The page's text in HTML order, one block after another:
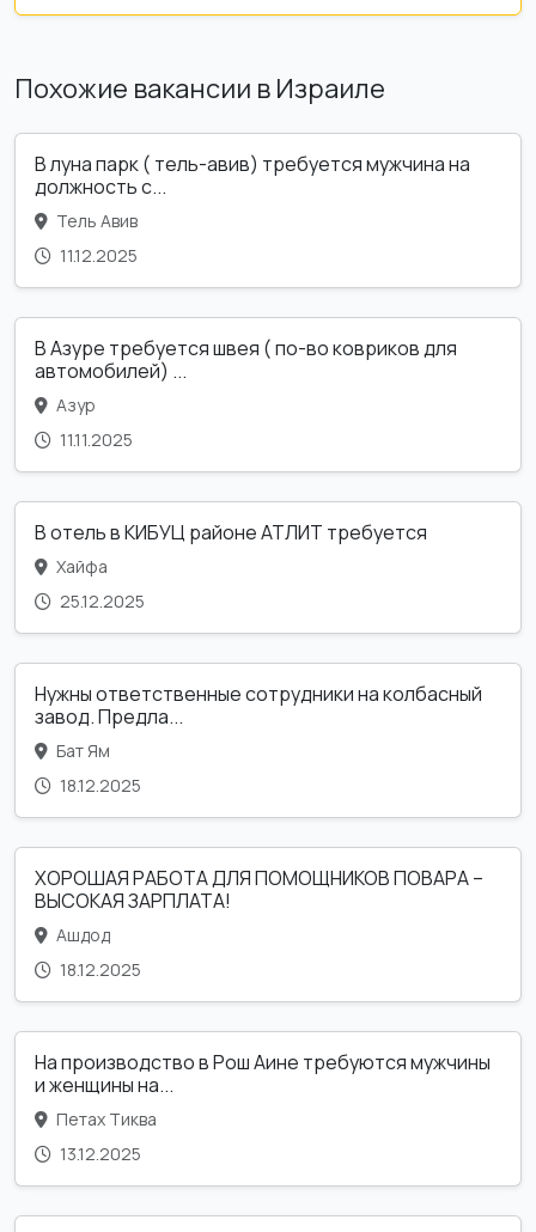
Похожие вакансии в Израиле
В луна парк ( тель-авив) требуется мужчина на
должность с...
Тель Авив
11.12.2025
В Азуре требуется швея ( по-во ковриков для
автомобилей) ...
Азур
11.11.2025
В отель в КИБУЦ районе АТЛИТ требуется
Хайфа
25.12.2025
Нужны ответственные сотрудники на колбасный
завод. Предла...
Бат Ям
18.12.2025
ХОРОШАЯ РАБОТА ДЛЯ ПОМОЩНИКОВ ПОВАРА –
ВЫСОКАЯ ЗАРПЛАТА!
Ашдод
18.12.2025
На производство в Рош Аине требуются мужчины
и женщины на...
Петах Тиква
13.12.2025